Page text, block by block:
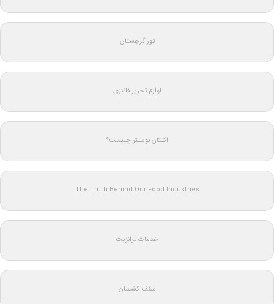
تور گرجستان
لوازم تحریر فانتزی
اکـتان بوسـتر چـیست؟
The Truth Behind Our Food Industries
خدمات ترانزیت
سقف کشسان